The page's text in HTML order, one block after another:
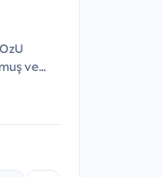
ve